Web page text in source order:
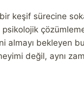
keşif sürecine
bekleyen
değil, aynı